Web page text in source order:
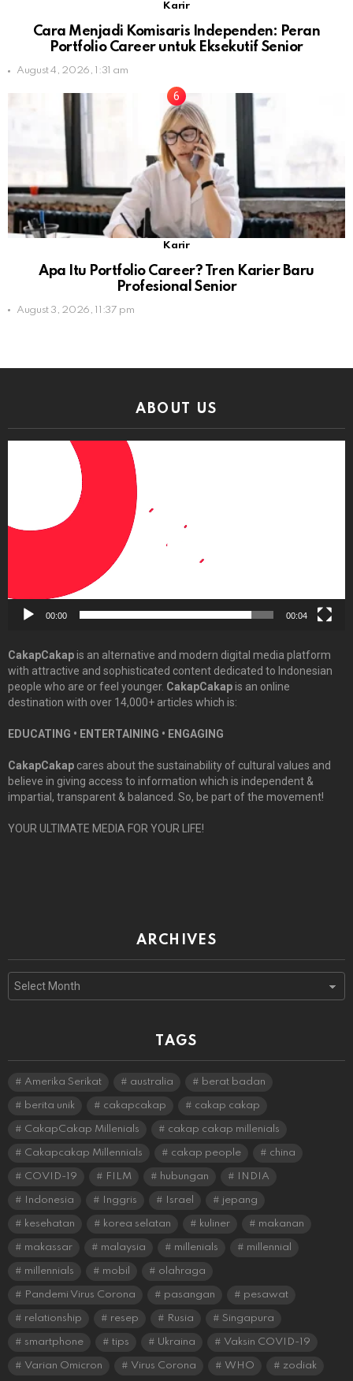
Karir
Cara Menjadi Komisaris Independen: Peran
Portfolio Career untuk Eksekutif Senior
August 4, 2026, 1:31 am
Karir
Apa Itu Portfolio Career? Tren Karier Baru
Profesional Senior
August 3, 2026, 11:37 pm
ABOUT US
00:00 00:04
CakapCakapis an alternative and modern digital media platform
with attractive and sophisticated content dedicated to Indonesian
people who are or feel younger. CakapCakapis an online
destination with over 14,000+ articles which is:
EDUCATING • ENTERTAINING • ENGAGING
CakapCakap cares about the sustainability of cultural values and
believe in giving access to information which is independent &
impartial, transparent & balanced. So, be part of the movement!
YOUR ULTIMATE MEDIA FOR YOUR LIFE!
ARCHIVES
Archives
TAGS
Amerika Serikat australia berat badan
berita unik cakapcakap cakap cakap
CakapCakap Millenials cakap cakap millenials
Cakapcakap Millennials cakap people china
COVID-19 FILM hubungan INDIA
Indonesia Inggris Israel jepang
kesehatan korea selatan kuliner makanan
makassar malaysia millenials millennial
millennials mobil olahraga
Pandemi Virus Corona pasangan pesawat
relationship resep Rusia Singapura
smartphone tips Ukraina Vaksin COVID-19
Varian Omicron Virus Corona WHO zodiak